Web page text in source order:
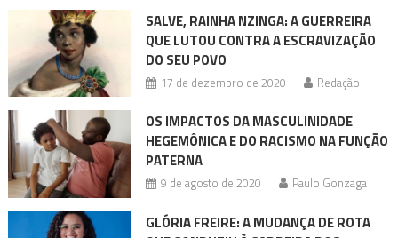
SALVE, RAINHA NZINGA: A GUERREIRA
QUE LUTOU CONTRA A ESCRAVIZAÇÃO
DO SEU POVO
17 de dezembro de 2020 Redação
OS IMPACTOS DA MASCULINIDADE
HEGEMÔNICA E DO RACISMO NA FUNÇÃO
PATERNA
9 de agosto de 2020 Paulo Gonzaga
GLÓRIA FREIRE: A MUDANÇA DE ROTA